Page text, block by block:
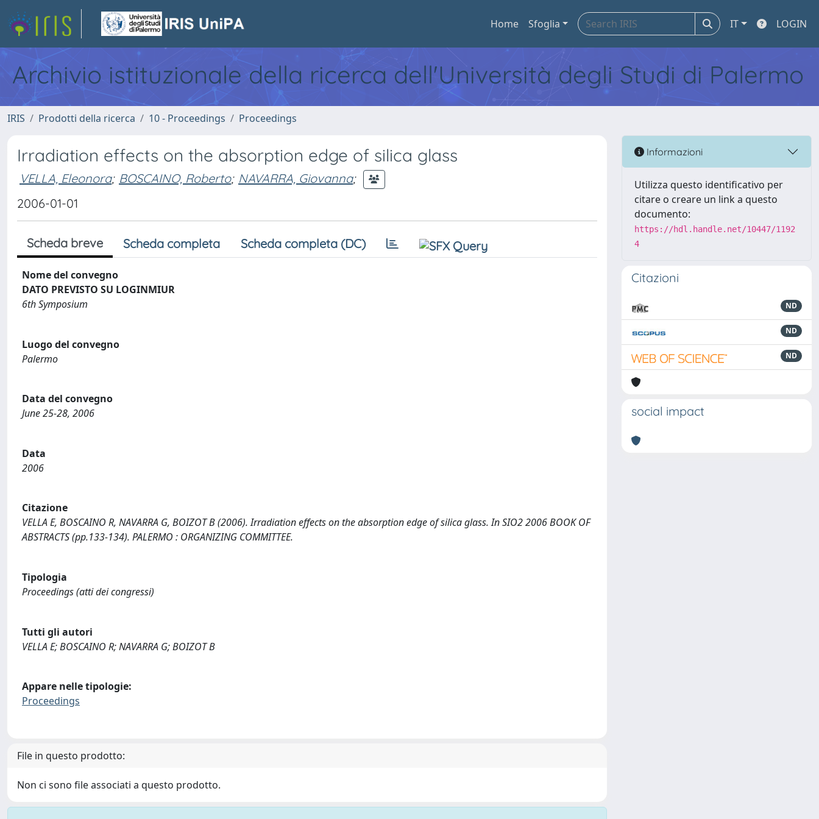
Home Sfoglia IT LOGIN
Archivio istituzionale della ricerca dell'Università degli Studi di Palermo
IRIS Prodotti della ricerca 10 - Proceedings Proceedings
Irradiation effects on the absorption edge of silica glass
VELLA, Eleonora; BOSCAINO, Roberto; NAVARRA, Giovanna;
2006-01-01
Scheda breve Scheda completa Scheda completa (DC)
Nome del convegno
DATO PREVISTO SU LOGINMIUR
6th Symposium
Luogo del convegno
Palermo
Data del convegno
June 25-28, 2006
Data
2006
Citazione
VELLA E, BOSCAINO R, NAVARRA G, BOIZOT B (2006). Irradiation effects on the absorption edge of silica glass. In SIO2 2006 BOOK OF
ABSTRACTS (pp.133-134). PALERMO : ORGANIZING COMMITTEE.
Tipologia
Proceedings (atti dei congressi)
Tutti gli autori
VELLA E; BOSCAINO R; NAVARRA G; BOIZOT B
Appare nelle tipologie:
Proceedings
File in questo prodotto:
Non ci sono file associati a questo prodotto.
Informazioni
Utilizza questo identificativo per
citare o creare un link a questo
documento:
https://hdl.handle.net/10447/1192
4
Citazioni
ND
ND
ND
social impact